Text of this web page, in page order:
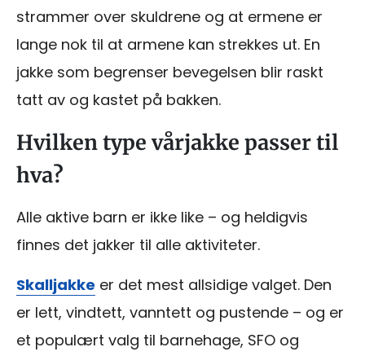
strammer over skuldrene og at ermene er
lange nok til at armene kan strekkes ut. En
jakke som begrenser bevegelsen blir raskt
tatt av og kastet på bakken.
Hvilken type vårjakke passer til
hva?
Alle aktive barn er ikke like – og heldigvis
finnes det jakker til alle aktiviteter.
Skalljakke er det mest allsidige valget. Den
er lett, vindtett, vanntett og pustende – og er
et populært valg til barnehage, SFO og